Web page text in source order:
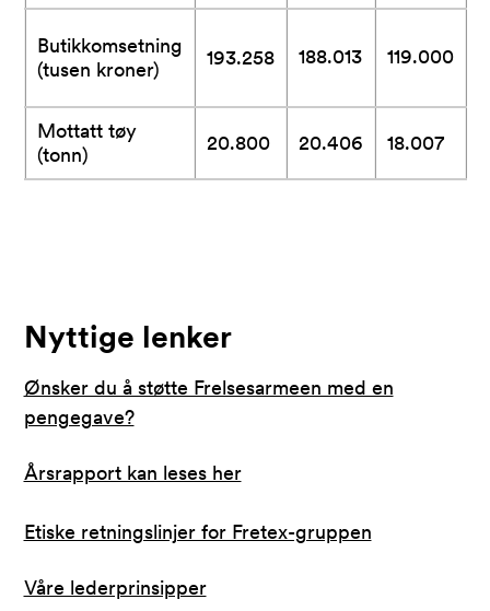
Butikkomsetning
(tusen kroner)
193.258 188.013 119.000
Mottatt tøy
(tonn)
20.800 20.406 18.007
Nyttige lenker
Ønsker du å støtte Frelsesarmeen med en
pengegave?
Årsrapport kan leses her
Etiske retningslinjer for Fretex-gruppen
Våre lederprinsipper